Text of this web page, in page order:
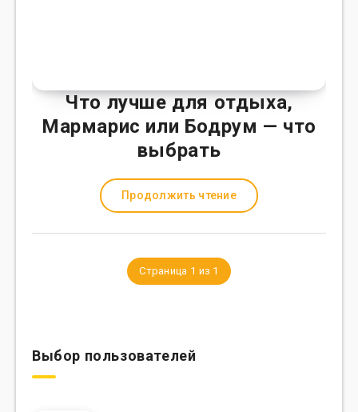
Что лучше для отдыха,
Мармарис или Бодрум — что
выбрать
Продолжить чтение
Страница 1 из 1
Выбор пользователей